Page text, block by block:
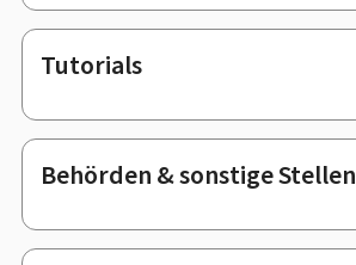
Tutorials
Behörden & sonstige Stellen